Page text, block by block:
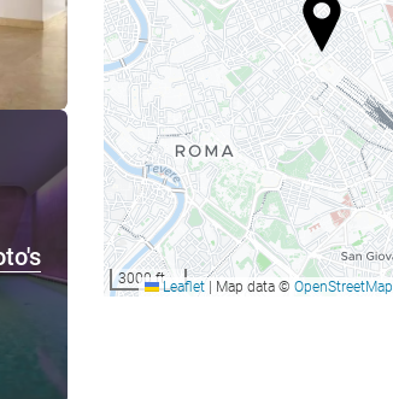
3000 ftLeaflet | Map data © OpenStreetMap